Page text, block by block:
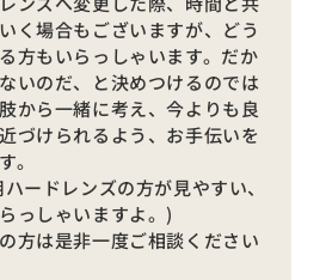
く場合もございますが、どう
方もいらっしゃいます。だか
いのだ、と決めつけるのでは
から一緒に考え、今よりも良
づけられるよう、お手伝いを
。
ードレンズの方が見やすい、
っしゃいますよ。)
方は是非一度ご相談ください